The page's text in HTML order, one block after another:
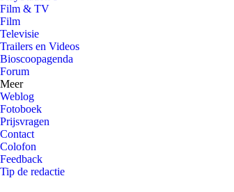
Film & TV
Film
Televisie
Trailers en Videos
Bioscoopagenda
Forum
Meer
Weblog
Fotoboek
Prijsvragen
Contact
Colofon
Feedback
Tip de redactie